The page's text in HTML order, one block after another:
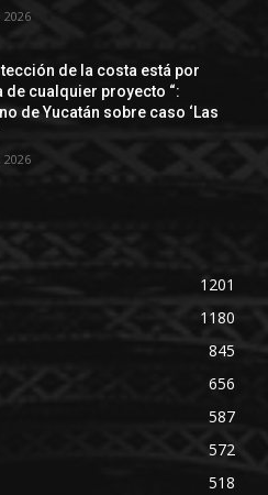
2026
de la costa está por
de cualquier proyecto “:
de Yucatán sobre caso ‘Las
2026
1201
1180
845
656
587
572
518